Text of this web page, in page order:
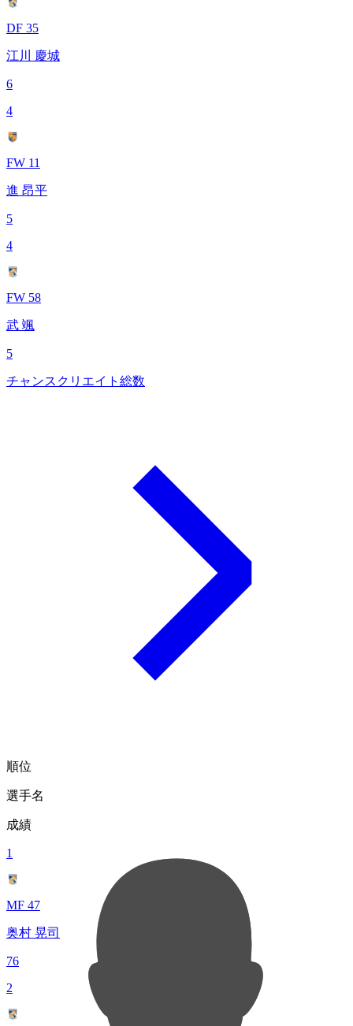
DF 35
江川 慶城
6
4
FW 11
進 昂平
5
4
FW 58
武 颯
5
チャンスクリエイト総数
順位
選手名
成績
1
MF 47
奥村 晃司
76
2